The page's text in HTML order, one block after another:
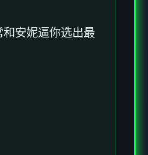
和安妮逼你选出最